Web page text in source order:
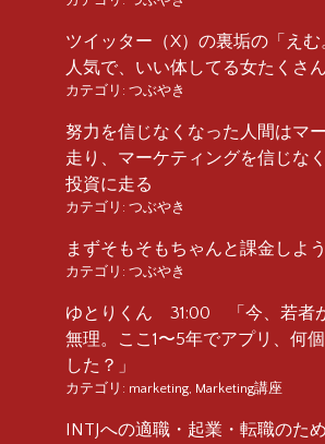
ツイッター（X）の裏垢の「え
人気で、いい体してる女たくさ
カテゴリ: つぶやき
努力を信じなくなった人間はマ
走り、マーケティングを信じな
投資に走る
カテゴリ: つぶやき
まずそもそもちゃんと課金しよ
カテゴリ: つぶやき
ゆとりくん 31:00 「今、若者
無理。ここ1〜5年でアプリ、何
した？」
カテゴリ: marketing, Marketing講座
INTJへの適職・起業・転職のた